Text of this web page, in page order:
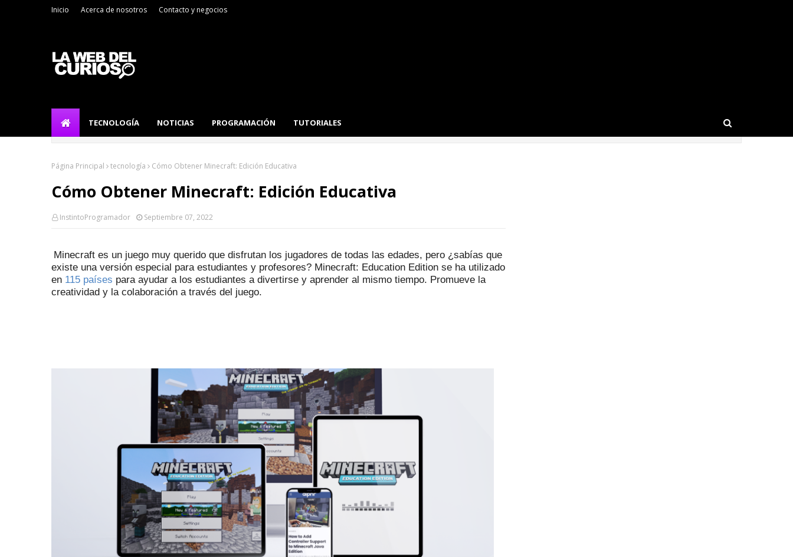
Inicio Acerca de nosotros Contacto y negocios
TECNOLOGÍA NOTICIAS PROGRAMACIÓN TUTORIALES
Página Principal tecnología Cómo Obtener Minecraft: Edición Educativa
Cómo Obtener Minecraft: Edición Educativa
InstintoProgramador Septiembre 07, 2022
Minecraft es un juego muy querido que disfrutan los jugadores de todas las edades, pero ¿sabías que
existe una versión especial para estudiantes y profesores? Minecraft: Education Edition se ha utilizado
en 115 países para ayudar a los estudiantes a divertirse y aprender al mismo tiempo. Promueve la
creatividad y la colaboración a través del juego.